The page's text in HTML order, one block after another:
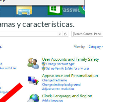
y características.